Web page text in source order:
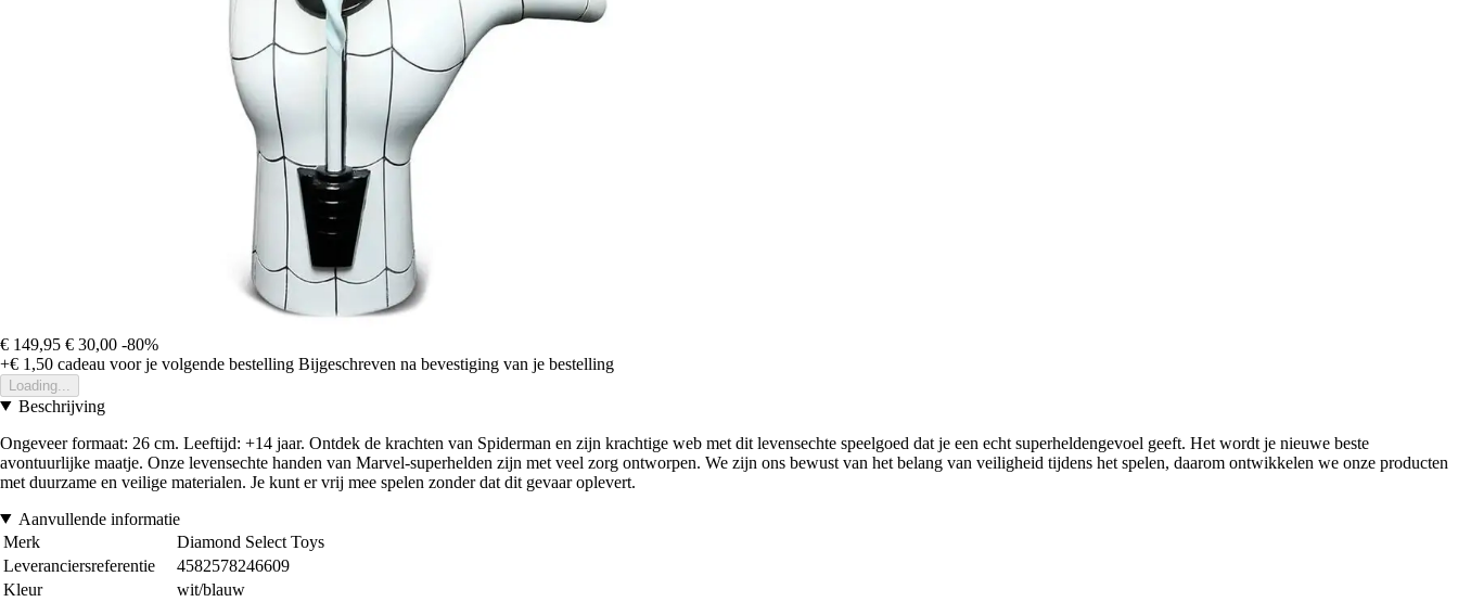
€ 149,95 € 30,00 -80%
+€ 1,50 cadeau voor je volgende bestelling Bijgeschreven na bevestiging van je bestelling
Loading...
Beschrijving
Ongeveer formaat: 26 cm. Leeftijd: +14 jaar. Ontdek de krachten van Spiderman en zijn krachtige web met dit levensechte speelgoed dat je een echt superheldengevoel geeft. Het wordt je nieuwe beste
avontuurlijke maatje. Onze levensechte handen van Marvel-superhelden zijn met veel zorg ontworpen. We zijn ons bewust van het belang van veiligheid tijdens het spelen, daarom ontwikkelen we onze producten
met duurzame en veilige materialen. Je kunt er vrij mee spelen zonder dat dit gevaar oplevert.
Aanvullende informatie
Merk
Diamond Select Toys
Leveranciersreferentie
4582578246609
Kleur
wit/blauw